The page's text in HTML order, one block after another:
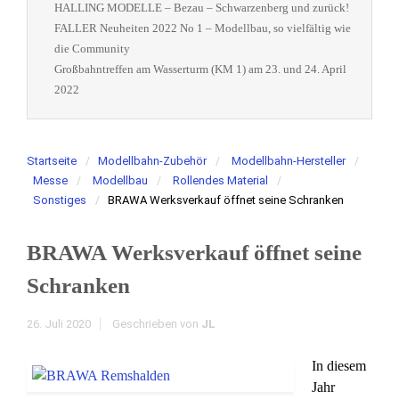
HALLING MODELLE – Bezau – Schwarzenberg und zurück!
FALLER Neuheiten 2022 No 1 – Modellbau, so vielfältig wie
die Community
Großbahntreffen am Wasserturm (KM 1) am 23. und 24. April
2022
Startseite Modellbahn-Zubehör
Modellbahn-Hersteller
Messe
Modellbau
Rollendes Material
Sonstiges
BRAWA Werksverkauf öffnet seine Schranken
BRAWA Werksverkauf öffnet seine
Schranken
26. Juli 2020 Geschrieben von JL
In diesem
Jahr